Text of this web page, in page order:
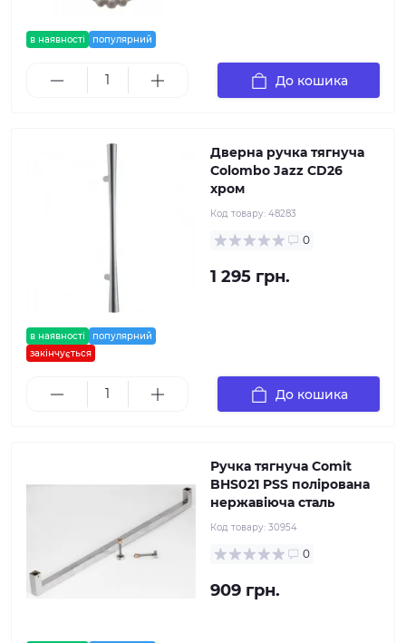
в наявності популярний
До кошика
в наявності
популярний
закінчується
Дверна ручка тягнуча
Colombo Jazz CD26
хром
Код товару: 48283
0
1 295 грн.
До кошика
Ручка тягнуча Comit
BHS021 PSS полірована
нержавіюча сталь
Код товару: 30954
0
909 грн.